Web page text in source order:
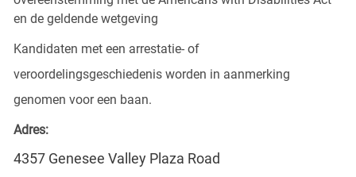
en de geldende wetgeving
Kandidaten met een arrestatie- of
veroordelingsgeschiedenis worden in aanmerking
genomen voor een baan.
Adres:
4357 Genesee Valley Plaza Road